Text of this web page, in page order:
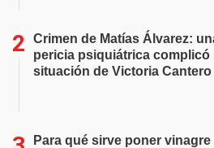
Crimen de Matías Álvarez:
pericia psiquiátrica complicó
situación de Victoria Cantero
Para qué sirve poner vinagre